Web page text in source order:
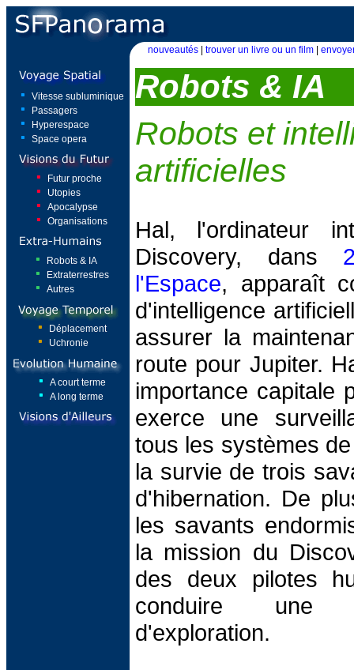
nouveautés trouver un livre ou un film
Vitesse subluminique
Passagers
Hyperespace
Space opera
Futur proche
Utopies
Apocalypse
Organisations
Robots & IA
Extraterrestres
Autres
Déplacement
Uchronie
A court terme
A long terme
Robots & IA
Robots et
artificielles
Hal, l'ordinateur
Discovery, dans
l'Espace, apparaît
d'intelligence
assurer la
route pour Jupiter.
importance capitale
exerce une
tous les systèmes
la survie de trois
d'hibernation. De
les savants
la mission du
des deux pilotes
conduire une
d'exploration.